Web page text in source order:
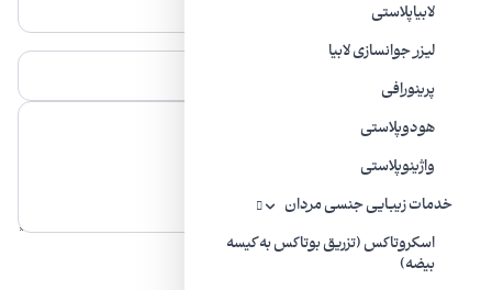
لابیاپلاستی
ليزر جوانسازی لابیا
پرینورافی
هودوپلاستی
واژینوپلاستی
خدمات زیبایی جنسی مردان
اسکروتاکس (تزریق بوتاکس به کیسه
بیضه)
ارسال